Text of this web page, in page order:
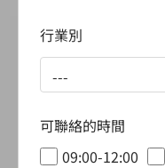
行業別
可聯絡的時間
09:00-12:00